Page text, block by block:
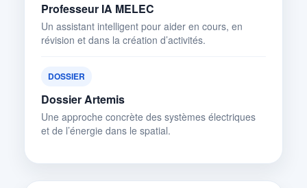
Professeur IA MELEC
Un assistant intelligent pour aider en cours, en
révision et dans la création d’activités.
DOSSIER
Dossier Artemis
Une approche concrète des systèmes électriques
et de l’énergie dans le spatial.